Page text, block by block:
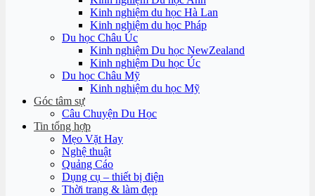
Kinh nghiệm du học Hà Lan
Kinh nghiệm du học Pháp
Du học Châu Úc
Kinh nghiệm Du học NewZealand
Kinh nghiệm Du học Úc
Du học Châu Mỹ
Kinh nghiệm du học Mỹ
Góc tâm sự
Câu Chuyện Du Học
Tin tổng hợp
Mẹo Vặt Hay
Nghệ thuật
Quảng Cáo
Dụng cụ – thiết bị điện
Thời trang & làm đẹp